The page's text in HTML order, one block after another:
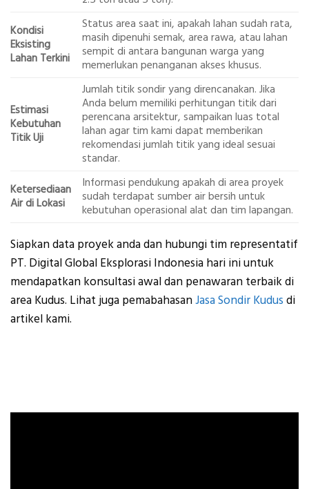
Kondisi
Eksisting
Lahan Terkini
Status area saat ini, apakah lahan sudah rata,
masih dipenuhi semak, area rawa, atau lahan
sempit di antara bangunan warga yang
memerlukan penanganan akses khusus.
Estimasi
Kebutuhan
Titik Uji
Jumlah titik sondir yang direncanakan. Jika
Anda belum memiliki perhitungan titik dari
perencana arsitektur, sampaikan luas total
lahan agar tim kami dapat memberikan
rekomendasi jumlah titik yang ideal sesuai
standar.
Ketersediaan
Air di Lokasi
Informasi pendukung apakah di area proyek
sudah terdapat sumber air bersih untuk
kebutuhan operasional alat dan tim lapangan.
Siapkan data proyek anda dan hubungi tim representatif
PT. Digital Global Eksplorasi Indonesia hari ini untuk
mendapatkan konsultasi awal dan penawaran terbaik di
area Kudus. Lihat juga pemabahasanJasa Sondir Kudus di
artikel kami.